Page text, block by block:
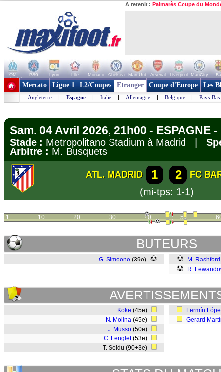
A retenir : Palmarès Coupe du
OM PSG Lyon Lille Monaco Chelsea Man Utd Arsenal Liverpool ManCity
+ de clubs
Mercato Ligue 1 L2/Coupes Etranger Coupe d'Europe Les
Angleterre | Espagne | Italie | Allemagne | Belgique | Pays-Bas
Sam. 04 Avril 2026, 21h00 - ESPAGNE
Stade : Metropolitano Stadium à Madrid |
Arbitre : M. Busquets
ATL. MADRID 1 2
FC
(mi-tps: 1-1)
1 10 20 30 40 50
BUTEURS
G. Simeone (39e) M. Rashford
R.
Koke (45e)
N. Molina (45e)
J. Musso (50e)
C. Lenglet(53e)
T. Seidu (90+3e)
Fermín
Gerard